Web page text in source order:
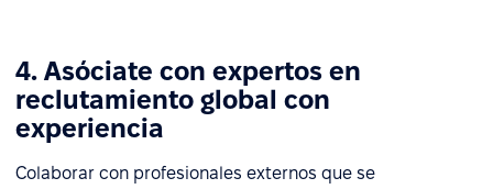
4. Asóciate con expertos en
reclutamiento global con
experiencia
Colaborar con profesionales externos que se